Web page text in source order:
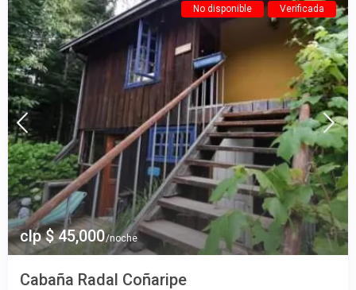
clp $ 45,000/noche
No disponible Verificada
Cabaña Radal Coñaripe